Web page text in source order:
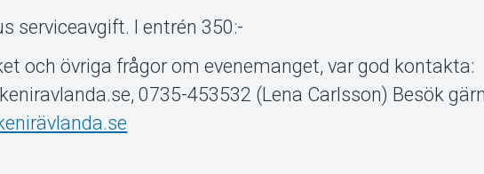
serviceavgift. I entrén 350:-
och övriga frågor om evenemanget, var god kontakta:
0735-453532 (Lena Carlsson) Besök